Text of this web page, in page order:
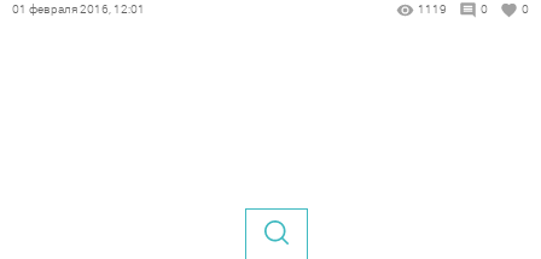
01 февраля 2016, 12:01 1119 0 0